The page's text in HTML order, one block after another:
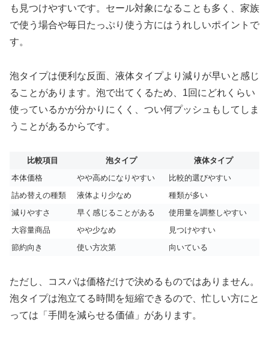
も見つけやすいです。セール対象になることも多く、家族
で使う場合や毎日たっぷり使う方にはうれしいポイントで
す。
泡タイプは便利な反面、液体タイプより減りが早いと感じ
ることがあります。泡で出てくるため、1回にどれくらい
使っているかが分かりにくく、つい何プッシュもしてしま
うことがあるからです。
比較項目 泡タイプ
液体タイプ
本体価格
やや高めになりやすい
比較的選びやすい
詰め替えの種類
液体より少なめ
種類が多い
減りやすさ
早く感じることがある
使用量を調整しやすい
大容量商品
やや少なめ
見つけやすい
節約向き
使い方次第 向いている
ただし、コスパは価格だけで決めるものではありません。
泡タイプは泡立てる時間を短縮できるので、忙しい方にと
っては「手間を減らせる価値」があります。